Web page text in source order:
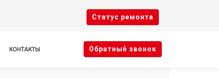
Cтатус ремонта
КОНТАКТЫ Oбратный звонок